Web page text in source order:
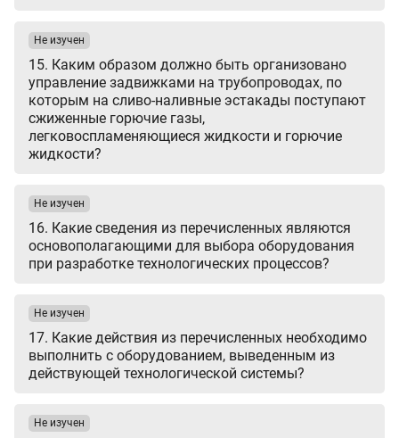
15. Каким образом должно быть организовано
управление задвижками на трубопроводах, по
которым на сливо-наливные эстакады поступают
сжиженные горючие газы,
легковоспламеняющиеся жидкости и горючие
жидкости?
Не изучен
16. Какие сведения из перечисленных являются
основополагающими для выбора оборудования
при разработке технологических процессов?
Не изучен
17. Какие действия из перечисленных необходимо
выполнить с оборудованием, выведенным из
действующей технологической системы?
Не изучен
Не изучен